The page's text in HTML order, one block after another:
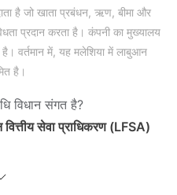
है जो खाता प्रबंधन, ऋण, बीमा और
प्रदान करता है। कंपनी का मुख्यालय
वर्तमान में, यह मलेशिया में लाबुआन
है।
विधान संगत है?
सेवा प्राधिकरण (LFSA)